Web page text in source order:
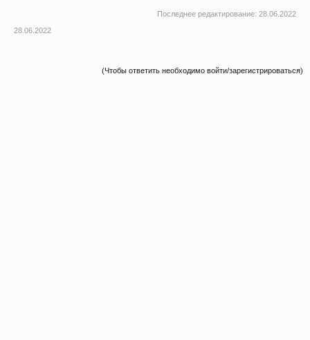
Последнее редактирование: 28.06.2022
28.06.2022
(Чтобы ответить необходимо войти/зарегистрироваться)